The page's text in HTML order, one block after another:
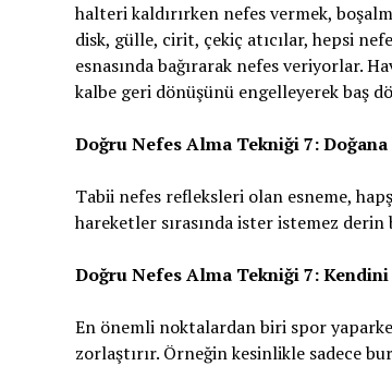
halteri kaldırırken nefes vermek,
disk, gülle, cirit, çekiç atıcılar, hepsi
esnasında bağırarak nefes veriyorlar.
kalbe geri dönüşünü engelleyerek baş
Doğru Nefes Alma Tekniği 7: Doğana
Tabii nefes refleksleri olan esneme,
hareketler sırasında ister istemez derin
Doğru Nefes Alma Tekniği 7:
En önemli noktalardan biri spor
zorlaştırır. Örneğin kesinlikle sadece